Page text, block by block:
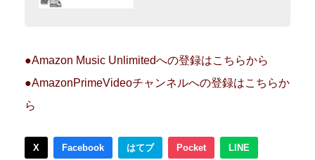
●Amazon Music Unlimitedへの登録はこちらから
●AmazonPrimeVideoチャンネルへの登録はこちらか
ら
X Facebook はてブ Pocket LINE